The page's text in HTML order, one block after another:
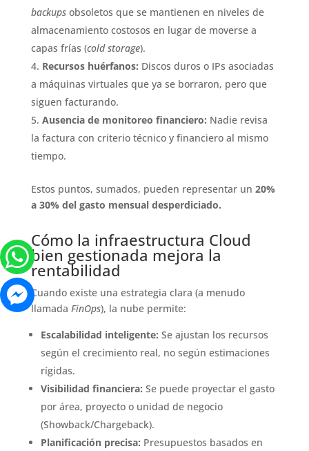
backupsobsoletos que se mantienen en niveles de
almacenamiento costosos en lugar de moverse a
capas frías (cold storage).
Recursos huérfanos: Discos duros o IPs asociadas
a máquinas virtuales que ya se borraron, pero que
siguen facturando.
Ausencia de monitoreo financiero: Nadie revisa
la factura con criterio técnico y financiero al mismo
tiempo.
Estos puntos, sumados, pueden representar un 20%
a 30% del gasto mensual desperdiciado.
Cómo la infraestructura Cloud
bien gestionada mejora la
rentabilidad
Cuando existe una estrategia clara (a menudo
llamada FinOps), la nube permite:
Escalabilidad inteligente: Se ajustan los recursos
según el crecimiento real, no según estimaciones
rígidas.
Visibilidad financiera: Se puede proyectar el gasto
por área, proyecto o unidad de negocio
(Showback/Chargeback).
Planificación precisa: Presupuestos basados en